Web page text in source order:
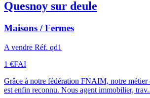
Quesnoy sur deule
Maisons / Fermes
A vendre Réf. qd1
1 €FAI
Grâce à notre fédération FNAIM, notre métier
est enfin reconnu. Nous agent immobilier,